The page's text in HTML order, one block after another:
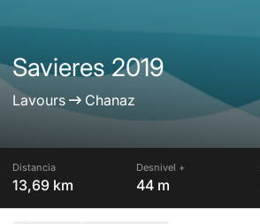
Savieres 2019
Lavours Chanaz
Distancia
13,69 km
Desnivel +
44 m